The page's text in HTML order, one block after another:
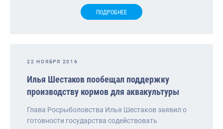
ПОДРОБНЕЕ
22 НОЯБРЯ 2016
Илья Шестаков пообещал поддержку
производству кормов для аквакультуры
Глава Росрыболовства Илья Шестаков заявил о
готовности государства содействовать